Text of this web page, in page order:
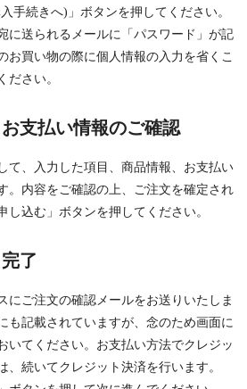
手続きへ)」ボタンを押してください。
に送られるメールに「パスワード」が記
お買い物の際に個人情報の入力を省くこ
ださい。
支払い情報のご確認
て、入力した項目、商品情報、お支払い
。内容をご確認の上、ご注文を確定され
し込む」ボタンを押してください。
了
にご注文の確認メールをお送りいたしま
も記載されていますが、念のため画面に
いてください。 お支払い方法でクレジッ
、続いてクレジット決済を行います。